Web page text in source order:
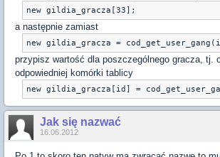
a następnie zamiast
przypisz wartość dla poszczególnego gracza, tj.
odpowiedniej komórki tablicy
Jak się nazwać
16.06.2012